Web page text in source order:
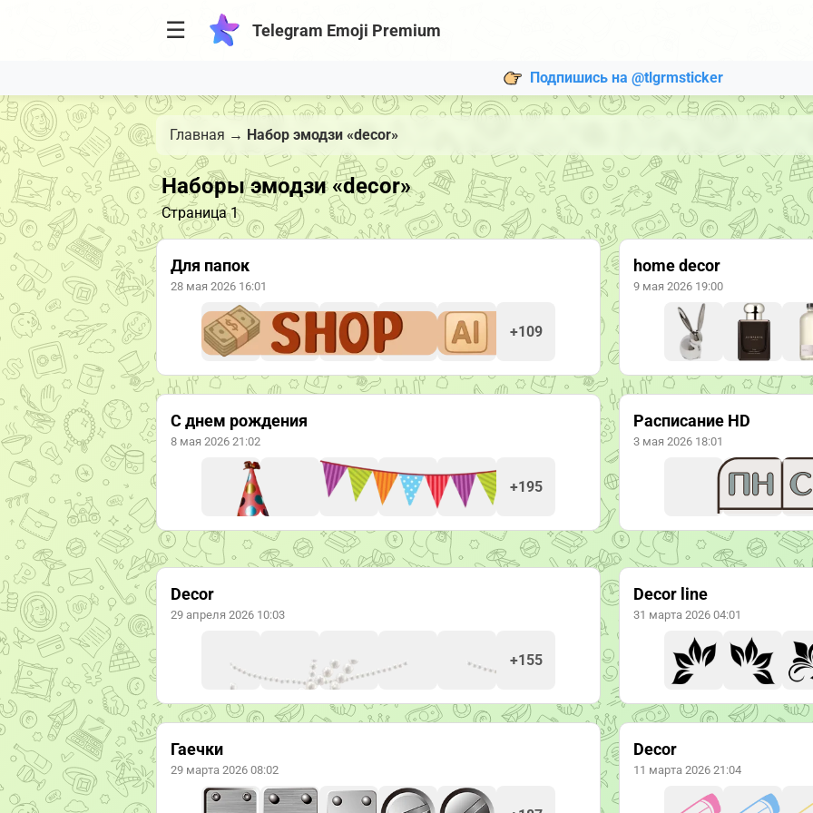
☰ Telegram Emoji Premium
Подпишись на @tlgrmsticker
Главная → Набор эмодзи «decor»
Наборы эмодзи «decor»
Страница 1
Для папок
28 мая 2026 16:01
+109
home decor
9 мая 2026 19:00
С днем рождения
8 мая 2026 21:02
+195
Расписание HD
3 мая 2026 18:01
Decor
29 апреля 2026 10:03
+155
Decor line
31 марта 2026 04:01
Гаечки
29 марта 2026 08:02
Decor
11 марта 2026 21:04